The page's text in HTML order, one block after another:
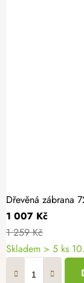
Dřevěná zábrana
1 007 Kč
1 259 Kč
Skladem > 5 ks